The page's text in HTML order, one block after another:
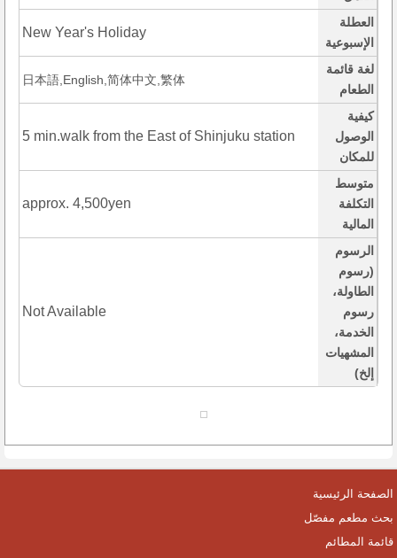
العطلة
الإسبوعية
New Year's Holiday
لغة قائمة
الطعام
日本語,English,简体中文,繁体
كيفية
الوصول
للمكان
5 min.walk from the East of Shinjuku station
متوسط
التكلفة
المالية
approx. 4,500yen
الرسوم
(رسوم
الطاولة،
رسوم
الخدمة،
المشهيات
إلخ)
Not Available
الصفحة الرئيسية
بحث مطعم مفصّل
قائمة المطائم